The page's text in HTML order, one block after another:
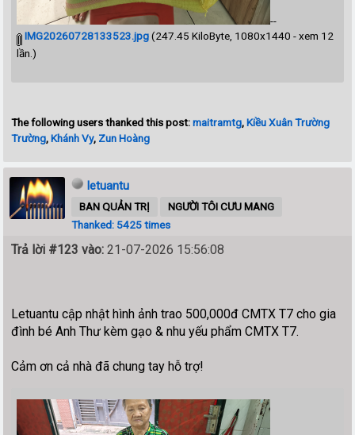
--
IMG20260728133523.jpg(247.45 KiloByte, 1080x1440 - xem 12
lần.)
The following users thanked this post:maitramtg,Kiều Xuân Trường
Trường,Khánh Vy, Zun Hoàng
letuantu
BAN QUẢN TRỊ
NGƯỜI TÔI CƯU MANG
Thanked: 5425 times
Trả lời #123 vào: 21-07-2026 15:56:08
Letuantu cập nhật hình ảnh trao 500,000đ CMTX T7 cho gia
đình bé Anh Thư kèm gạo & nhu yếu phẩm CMTX T7.
Cảm ơn cả nhà đã chung tay hỗ trợ!